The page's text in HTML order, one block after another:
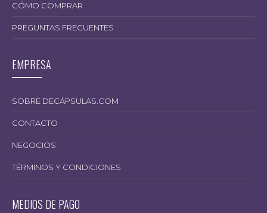
CÓMO COMPRAR
PREGUNTAS FRECUENTES
EMPRESA
SOBRE DECÁPSULAS.COM
CONTACTO
NEGOCIOS
TÉRMINOS Y CONDICIONES
MEDIOS DE PAGO